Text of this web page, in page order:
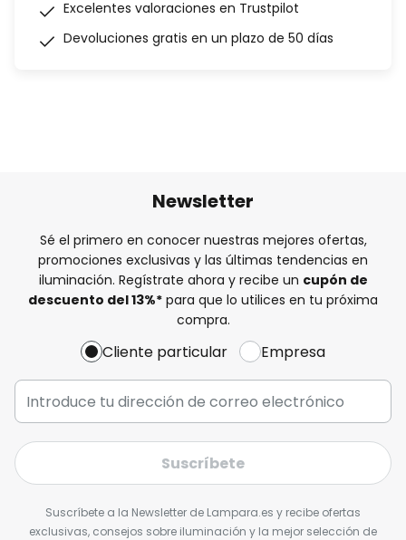
Excelentes valoraciones en Trustpilot
Devoluciones gratis en un plazo de 50 días
Newsletter
Sé el primero en conocer nuestras mejores ofertas,
promociones exclusivas y las últimas tendencias en
iluminación. Regístrate ahora y recibe un cupón de
descuento del13%* para que lo utilices en tu próxima
compra.
Cliente particular Empresa
Suscríbete
Suscríbete a la Newsletter de Lampara.es y recibe ofertas
exclusivas, consejos sobre iluminación y la mejor selección de